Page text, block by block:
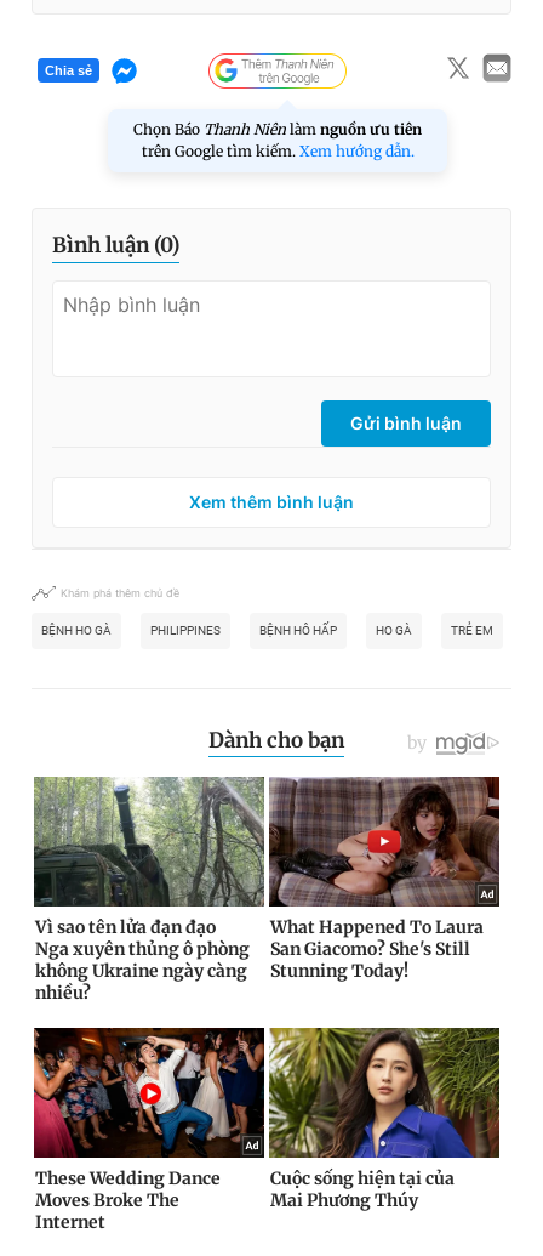
Chia sẻ
Chọn Báo Thanh Niên làm nguồn ưu tiên
trên Google tìm kiếm. Xem hướng dẫn.
Bình luận (0)
Gửi bình luận
Xem thêm bình luận
Khám phá thêm chủ đề
BỆNH HO GÀ PHILIPPINES BỆNH HÔ HẤP HO GÀ TRẺ EM